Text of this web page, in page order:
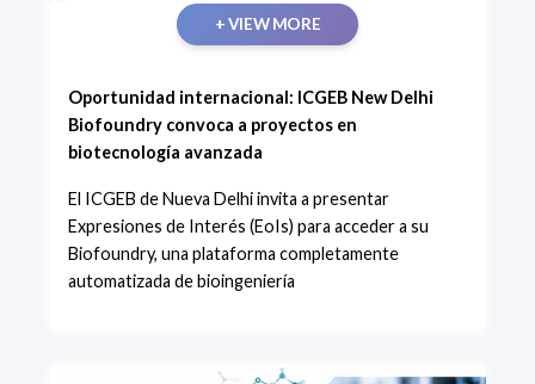
+ VIEW MORE
Oportunidad internacional: ICGEB New Delhi
Biofoundry convoca a proyectos en
biotecnología avanzada
El ICGEB de Nueva Delhi invita a presentar
Expresiones de Interés (EoIs) para acceder a su
Biofoundry, una plataforma completamente
automatizada de bioingeniería